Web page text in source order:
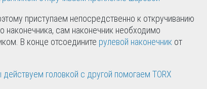
приступаем непосредственно к откручиванию
наконечника, сам наконечник необходимо
В конце отсоедините рулевой наконечник от